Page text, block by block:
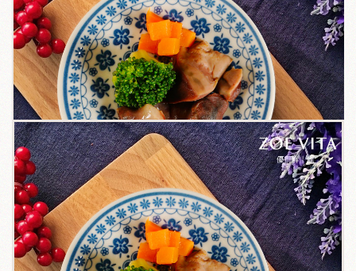
關於我們
毛孩健康之道